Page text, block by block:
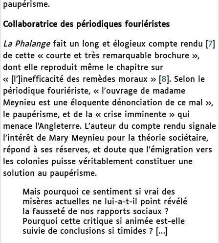
paupérisme.
Collaboratrice des périodiques fouriéristes
La Phalangefait un long et élogieux compte rendu 7
de cette « courte et très remarquable brochure »,
dont elle reproduit même le chapitre sur
« [l’]inefficacité des remèdes moraux »
8 . Selon le
périodique fouriériste, « l’ouvrage de madame
Meynieu est une éloquente dénonciation de ce mal »,
le paupérisme, et de la « crise imminente » qui
menace l’Angleterre. L’auteur du compte rendu signale
l’intérêt de Mary Meynieu pour la théorie sociétaire,
répond à ses réserves, et doute que l’émigration vers
les colonies puisse véritablement constituer une
solution au paupérisme.
Mais pourquoi ce sentiment si vrai des
misères actuelles ne lui-a-t-il point révélé
la fausseté de nos rapports sociaux ?
Pourquoi cette critique si animée est-elle
suivie de conclusions si timides ? […]